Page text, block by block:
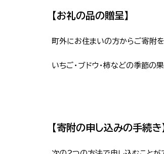
【お礼の品の贈呈】
町外にお住まいの方からご寄附
いちご・ブドウ・柿などの季節の
【寄附の申し込みの手続き】